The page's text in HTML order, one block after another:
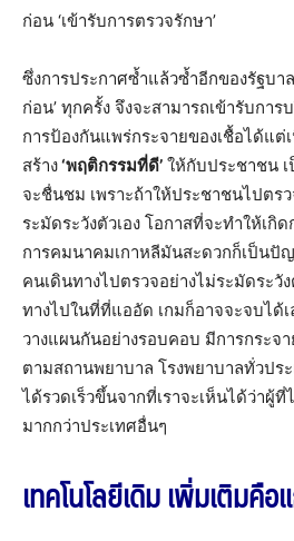
ก่อน ‘เข้ารับการตรวจรักษา’
ซึ่งการประกาศซ้ำแล้วซ้ำอีกของรัฐบา
ก่อน’ ทุกครั้ง จึงจะสามารถเข้ารับกา
การป้องกันแพร่กระจายของเชื้อได้แต่
สร้าง‘พฤติกรรมที่ดี’ ให้กับประชาชน
จะชื่นชม เพราะถ้าให้ประชาชนไปตร
ระมัดระวังตัวเอง โอกาสที่จะทำให้เกิ
การคมนาคมเกาหลีมันสะดวกก็เป็นปัญ
คนเดินทางไปตรวจอย่างไม่ระมัดระวั
ทางไปในที่ที่แออัด เกมก็อาจจะจบได้
วางแผนกันอย่างรอบคอบ มีการกระจ
ตามสถานพยาบาล โรงพยาบาลทั่วปร
ได้รวดเร็วขึ้นจากที่เราจะเห็นได้ว่าผู้
มากกว่าประเทศอื่นๆ
เทคโนโลยีเดิม เพิ่มเติม